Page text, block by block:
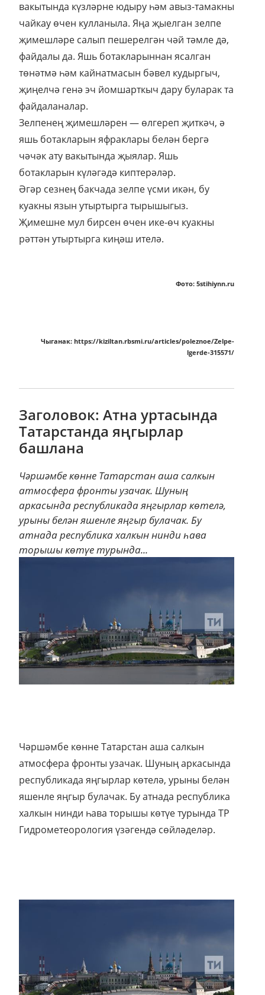
вакытында күзләрне юдыру һәм авыз-тамакны
чайкау өчен кулланыла. Яңа җыелган зелпе
җимешләре салып пешерелгән чәй тәмле дә,
файдалы да. Яшь ботакларыннан ясалган
төнәтмә һәм кайнатмасын бәвел кудыргыч,
җиңелчә генә эч йомшарткыч дару буларак та
файдаланалар.
Зелпенең җимешләрен — өлгереп җиткәч, ә
яшь ботакларын яфраклары белән бергә
чәчәк ату вакытында җыялар. Яшь
ботакларын күләгәдә киптерәләр.
Әгәр сезнең бакчада зелпе үсми икән, бу
куакны язын утыртырга тырышыгыз.
Җимешне мул бирсен өчен ике-өч куакны
рәттән утыртырга киңәш ителә.
Фото: 5stihiynn.ru
Чыганак: https://kiziltan.rbsmi.ru/articles/poleznoe/Zelpe-
lgerde-315571/
Заголовок: Атна уртасында
Татарстанда яңгырлар
башлана
Чәршәмбе көнне Татарстан аша салкын
атмосфера фронты узачак. Шуның
аркасында республикада яңгырлар көтелә,
урыны белән яшенле яңгыр булачак. Бу
атнада республика халкын нинди һава
торышы көтүе турында...
Чәршәмбе көнне Татарстан аша салкын
атмосфера фронты узачак. Шуның аркасында
республикада яңгырлар көтелә, урыны белән
яшенле яңгыр булачак. Бу атнада республика
халкын нинди һава торышы көтүе турында ТР
Гидрометеорология үзәгендә сөйләделәр.